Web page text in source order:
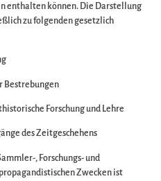
Sie
die
an
enthalten können. Die Darstellung
zu folgenden gesetzlich
Bestrebungen
Forschung und Lehre
des Zeitgeschehens
, Forschungs- und
Zwecken ist